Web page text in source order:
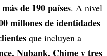
más de 190 países. A nivel
millones de identidades
que incluyen a
Nubank, Chime y tres